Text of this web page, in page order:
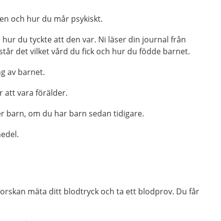
och hur du mår psykiskt.
du tyckte att den var. Ni läser din journal från
det vilket vård du fick och hur du födde barnet.
av barnet.
att vara förälder.
barn, om du har barn sedan tidigare.
mäta ditt blodtryck och ta ett blodprov. Du får